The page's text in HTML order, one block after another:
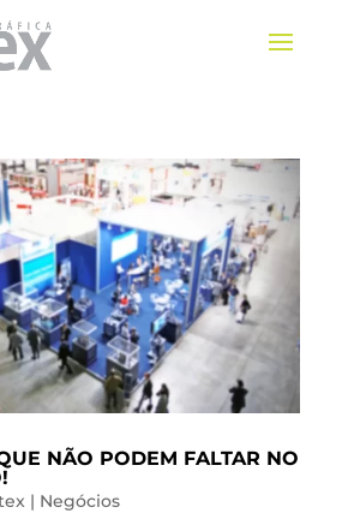
NÃO PODEM FALTAR NO
| Negócios